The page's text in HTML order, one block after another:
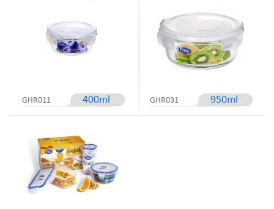
GHR011 400ml GHR031 950ml